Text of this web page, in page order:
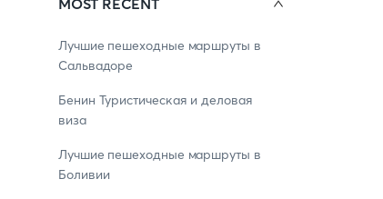
MOST RECENT
Лучшие пешеходные маршруты в
Сальвадоре
Бенин Туристическая и деловая
виза
Лучшие пешеходные маршруты в
Боливии